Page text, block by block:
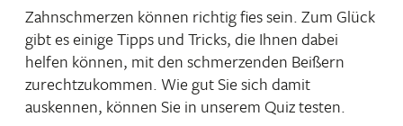
Zahn­schmerzen können richtig fies sein. Zum Glück
gibt es einige Tipps und Tricks, die Ihnen dabei
helfen können, mit den schmer­zenden Beißern
zurecht­zu­kommen. Wie gut Sie sich damit
auskennen, können Sie in unserem Quiz testen.